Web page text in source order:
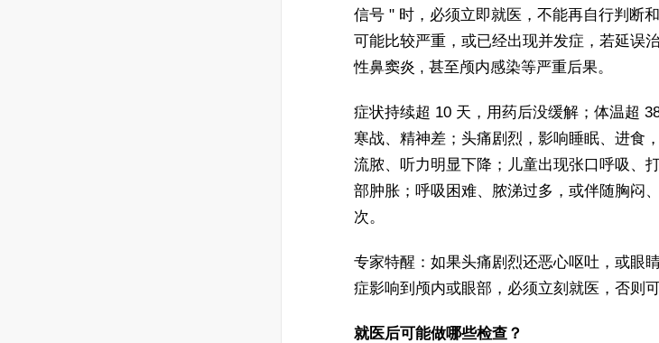
信号 " 时，必须立即就医，不能再自行判断
可能比较严重，或已经出现并发症，若延误
性鼻窦炎 , 甚至颅内感染等严重后果。
症状持续超 10 天，用药后没缓解；体温超
寒战、精神差；头痛剧烈，影响睡眠、进食
流脓、听力明显下降；儿童出现张口呼吸、
部肿胀；呼吸困难、脓涕过多，或伴随胸闷
次。
专家特醒：如果头痛剧烈还恶心呕吐，或眼
症影响到颅内或眼部，必须立刻就医，否则
就医后可能做哪些检查？